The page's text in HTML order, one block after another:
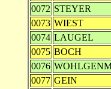
0072 STEYER
0073 WIEST
0074 LAUGEL
0075 BOCH
0076
0077 GEIN